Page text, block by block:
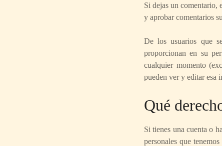
Si dejas un comentario,
y aprobar comentarios
De los usuarios que
proporcionan en su
cualquier momento
pueden ver y editar esa
Qué
Si tienes una cuenta o
personales que